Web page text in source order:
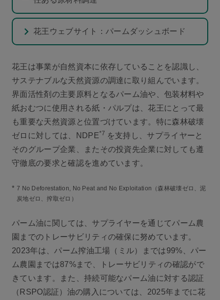
花王ウェブサイト：パームダッシュボード
花王は事業が自然資本に依存していることを認識し、
サステナブルな天然資源の調達に取り組んでいます。
界面活性剤の主要原料となるパーム油や、包装材料や
紙おむつに使用される紙・パルプは、花王にとって最
も重要な天然資源と位置づけています。特に森林破壊
ゼロに対しては、NDPE*7 を支持し、サプライヤーと
そのグループ企業、またその投資先企業に対しても遵
守徹底の要求と確認を進めています。
* 7 No Deforestation, No Peat and No Exploitation（森林破壊ゼロ、泥
炭地ゼロ、搾取ゼロ）
パーム油に関しては、サプライヤーを通じてパーム農
園までのトレーサビリティの確保に努めています。
2023年は、パーム搾油工場（ミル）までは99%、パー
ム農園までは87%まで、トレーサビリティの確認がで
きています。また、持続可能なパーム油に対する認証
（RSPO認証）油の購入については、2025年までに花